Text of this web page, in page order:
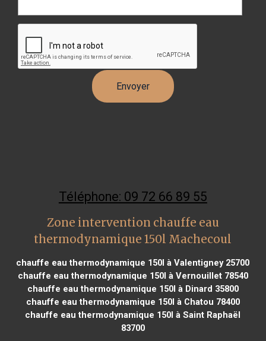
Téléphone: 09 72 66 89 55
Zone intervention chauffe eau
thermodynamique 150l Machecoul
chauffe eau thermodynamique 150l à Valentigney 25700
chauffe eau thermodynamique 150l à Vernouillet 78540
chauffe eau thermodynamique 150l à Dinard 35800
chauffe eau thermodynamique 150l à Chatou 78400
chauffe eau thermodynamique 150l à Saint Raphaël
83700